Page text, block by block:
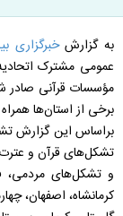
به گزارشخبرگزاری
عمومی مشترک
مؤسسات قرآنی صادر
برخی از استان‌ها همراه بوده است
براساس این گزارش
تشکل‌های قرآن و عترت
و تشکل‌های مردمی،
کرمانشاه، اصفهان،